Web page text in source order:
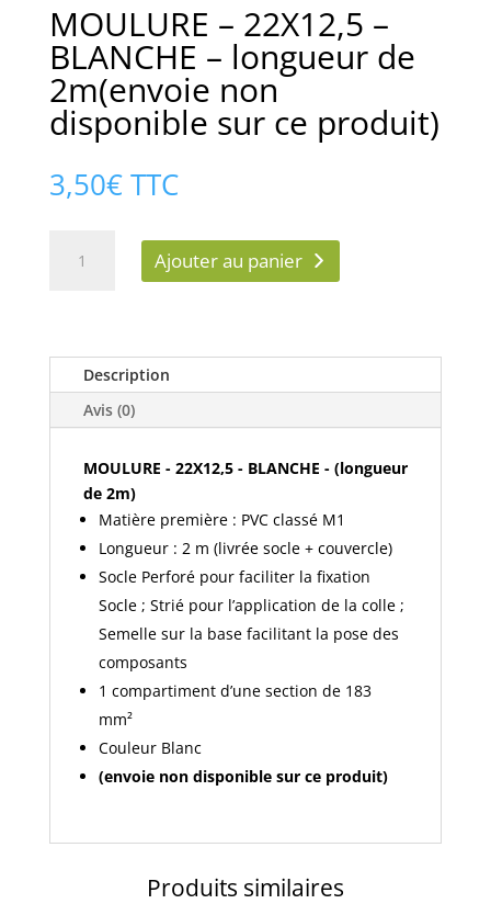
MOULURE – 22X12,5 –
BLANCHE – longueur de
2m(envoie non
disponible sur ce produit)
3,50€ TTC
BLANCHE
2m(envoie
disponible
Ajouter au panier
Description
Avis (0)
MOULURE - 22X12,5 - BLANCHE - (longueur
de 2m)
Matière première : PVC classé M1
Longueur : 2 m (livrée socle + couvercle)
Socle Perforé pour faciliter la fixation
Socle ; Strié pour l’application de la colle ;
Semelle sur la base facilitant la pose des
composants
1 compartiment d’une section de 183
mm²
Couleur Blanc
(envoie non disponible sur ce produit)
Produits similaires